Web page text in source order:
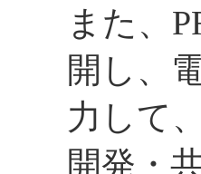
また、
開し、
力して
開発・